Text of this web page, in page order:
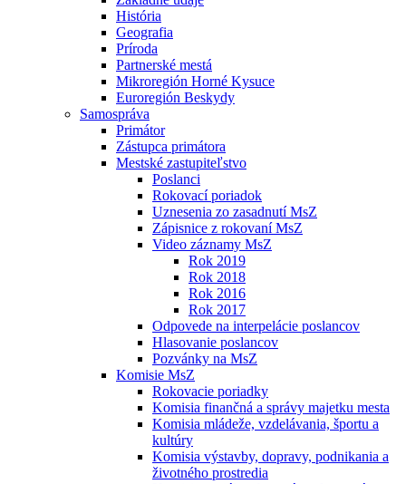
História
Geografia
Príroda
Partnerské mestá
Mikroregión Horné Kysuce
Euroregión Beskydy
Samospráva
Primátor
Zástupca primátora
Mestské zastupiteľstvo
Poslanci
Rokovací poriadok
Uznesenia zo zasadnutí MsZ
Zápisnice z rokovaní MsZ
Video záznamy MsZ
Rok 2019
Rok 2018
Rok 2016
Rok 2017
Odpovede na interpelácie poslancov
Hlasovanie poslancov
Pozvánky na MsZ
Komisie MsZ
Rokovacie poriadky
Komisia finančná a správy majetku mesta
Komisia mládeže, vzdelávania, športu a
kultúry
Komisia výstavby, dopravy, podnikania a
životného prostredia